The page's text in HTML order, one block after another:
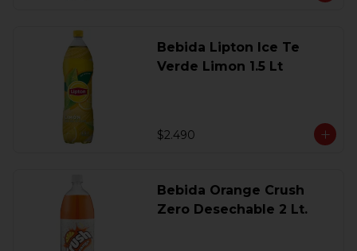
Bebida Lipton Ice Te
Verde Limon 1.5 Lt
$2.490
Bebida Orange Crush
Zero Desechable 2 Lt.